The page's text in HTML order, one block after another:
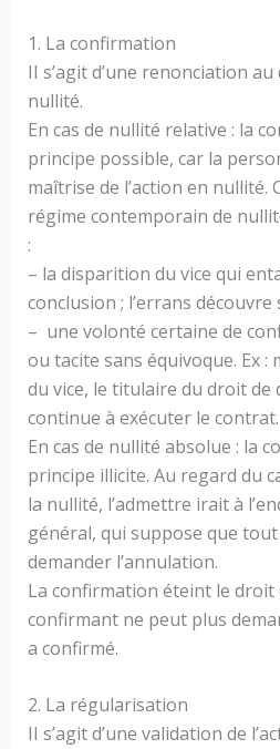
1. La confirmation
II s’agit d’une renonciation
nullité.
En cas de nullité relative : la
principe possible, car la
maîtrise de l’action en
régime contemporain de
:
– la disparition du vice qui
conclusion ; l’errans
– une volonté certaine de
ou tacite sans équivoque. Ex :
du vice, le titulaire du droit de
continue à exécuter le contrat.
En cas de nullité absolue : la
principe illicite. Au regard du
la nullité, l’admettre irait à
général, qui suppose que
demander l’annulation.
La confirmation éteint le droit
confirmant ne peut plus
a confirmé.
2. La régularisation
II s’agit d’une validation de